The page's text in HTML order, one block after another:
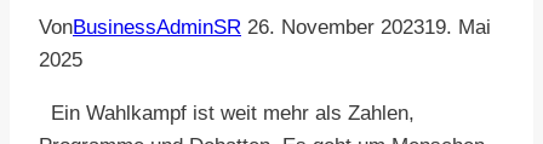
VonBusinessAdminSR 26. November 202319. Mai
2025
Ein Wahlkampf ist weit mehr als Zahlen,